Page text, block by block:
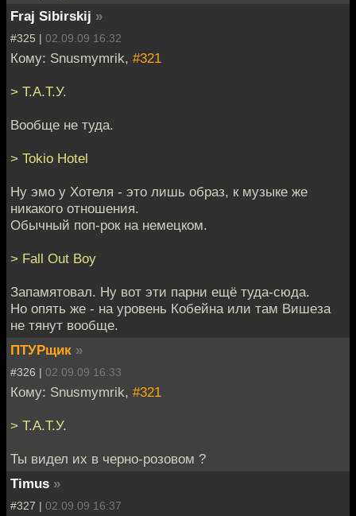
Fraj Sibirskij »
#325 | 02.09.09 16:32
Кому: Snusmymrik, #321
> Т.А.Т.У.
Вообще не туда.
> Tokio Hotel
Ну эмо у Хотеля - это лишь образ, к музыке же
никакого отношения.
Обычный поп-рок на немецком.
> Fall Out Boy
Запамятовал. Ну вот эти парни ещё туда-сюда.
Но опять же - на уровень Кобейна или там Вишеза
не тянут вообще.
ПТУРщик »
#326 | 02.09.09 16:33
Кому: Snusmymrik, #321
> Т.А.Т.У.
Ты видел их в черно-розовом ?
Timus »
#327 | 02.09.09 16:37